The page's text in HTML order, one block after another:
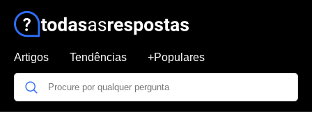
Artigos Tendências +Populares